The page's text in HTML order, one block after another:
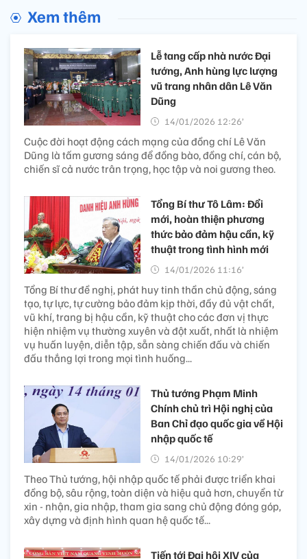
Xem thêm
Lễ tang cấp nhà nước Đại
tướng, Anh hùng lực lượng
vũ trang nhân dân Lê Văn
Dũng
14/01/2026 12:26’
Cuộc đời hoạt động cách mạng của đồng chí Lê Văn
Dũng là tấm gương sáng để đồng bào, đồng chí, cán bộ,
chiến sĩ cả nước trân trọng, học tập và noi gương theo.
Tổng Bí thư Tô Lâm: Đổi
mới, hoàn thiện phương
thức bảo đảm hậu cần, kỹ
thuật trong tình hình mới
14/01/2026 11:16’
Tổng Bí thư đề nghị, phát huy tinh thần chủ động, sáng
tạo, tự lực, tự cường bảo đảm kịp thời, đầy đủ vật chất,
vũ khí, trang bị hậu cần, kỹ thuật cho các đơn vị thực
hiện nhiệm vụ thường xuyên và đột xuất, nhất là nhiệm
vụ huấn luyện, diễn tập, sẵn sàng chiến đấu và chiến
đấu thắng lợi trong mọi tình huống...
Thủ tướng Phạm Minh
Chính chủ trì Hội nghị của
Ban Chỉ đạo quốc gia về Hội
nhập quốc tế
14/01/2026 10:29’
Theo Thủ tướng, hội nhập quốc tế phải được triển khai
đồng bộ, sâu rộng, toàn diện và hiệu quả hơn, chuyển từ
xin - nhận, gia nhập, tham gia sang chủ động đóng góp,
xây dựng và định hình quan hệ quốc tế...
Tiến tới Đại hội XIV của